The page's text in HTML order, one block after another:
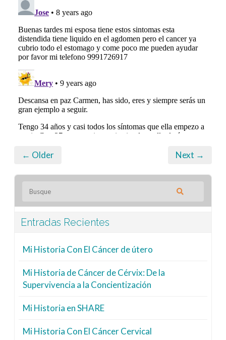
← Older Next →
Entradas Recientes
Mi Historia Con El Cáncer de útero
Mi Historia de Cáncer de Cérvix: De la
Supervivencia a la Concientización
Mi Historia en SHARE
Mi Historia Con El Cáncer Cervical